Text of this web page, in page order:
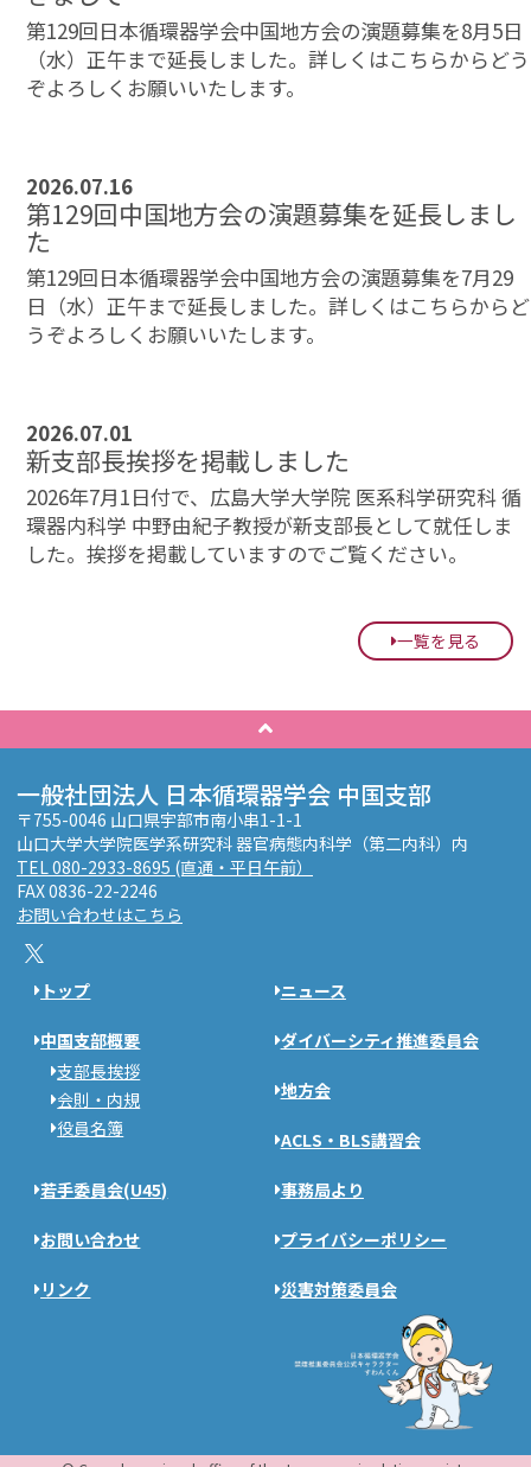
第129回日本循環器学会中国地方会の演題募集を8月5日
（水）正午まで延長しました。詳しくはこちらからどう
ぞよろしくお願いいたします。
2026.07.16
第129回中国地方会の演題募集を延長しまし
た
第129回日本循環器学会中国地方会の演題募集を7月29
日（水）正午まで延長しました。詳しくはこちらからど
うぞよろしくお願いいたします。
2026.07.01
新支部長挨拶を掲載しました
2026年7月1日付で、広島大学大学院 医系科学研究科 循
環器内科学 中野由紀子教授が新支部長として就任しま
した。挨拶を掲載していますのでご覧ください。
一覧を見る
一般社団法人 日本循環器学会 中国支部
〒755-0046 山口県宇部市南小串1-1-1
山口大学大学院医学系研究科 器官病態内科学（第二内科）内
TEL 080-2933-8695 (直通・平日午前）
FAX 0836-22-2246
お問い合わせはこちら
トップ ニュース
中国支部概要
支部長挨拶
会則・内規
役員名簿
ダイバーシティ推進委員会
地方会
ACLS・BLS講習会
若手委員会(U45) 事務局より
お問い合わせ プライバシーポリシー
リンク 災害対策委員会